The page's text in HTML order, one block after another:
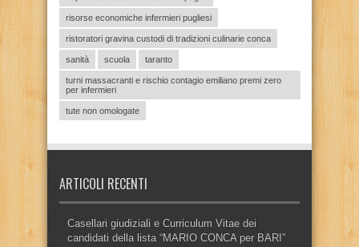
risorse economiche infermieri pugliesi
ristoratori gravina custodi di tradizioni culinarie conca
sanità scuola taranto
turni massacranti e rischio contagio emiliano premi zero
per infermieri
tute non omologate
ARTICOLI RECENTI
Casellari giudiziali e Curriculum Vitae dei
candidati della lista “MARIO CONCA per BARI”